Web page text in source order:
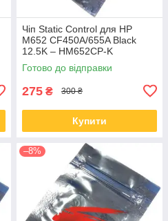
Чіп Static Control для HP
M652 CF450A/655A Black
12.5K – HM652CP-K
Готово до відправки
275 ₴ 300 ₴
Купити
–8%